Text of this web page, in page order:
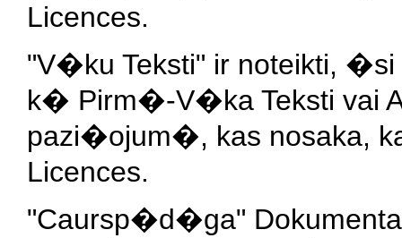
Licences.
"V�ku Teksti" ir noteikti,
k� Pirm�-V�ka Teksti vai
pazi�ojum�, kas nosaka,
Licences.
"Caursp�d�ga"